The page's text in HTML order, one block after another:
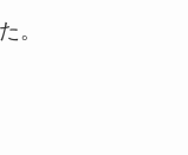
。